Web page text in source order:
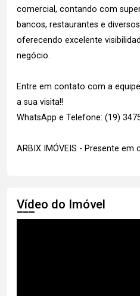
comercial, contando com
bancos, restaurantes e
oferecendo excelente
negócio.
Entre em contato com a
a sua visita!!
WhatsApp e Telefone: (19)
ARBIX IMÓVEIS - Presente em
Vídeo do Imóvel